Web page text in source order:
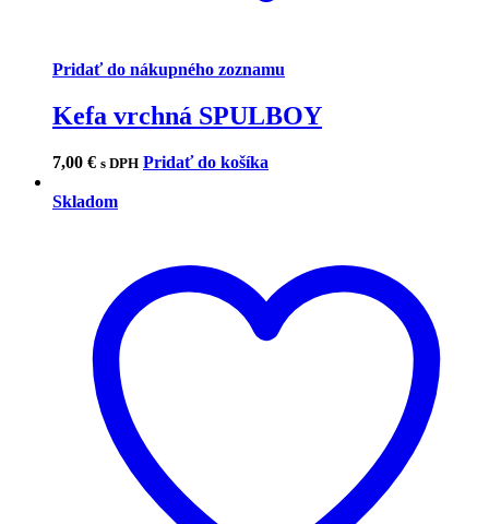
Pridať do nákupného zoznamu
Kefa vrchná SPULBOY
7,00 € s DPH Pridať do košíka
Skladom